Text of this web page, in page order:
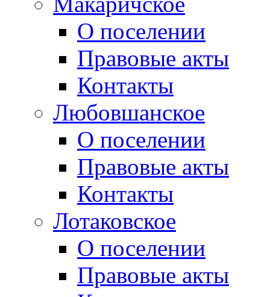
О поселении
Правовые акты
Контакты
Любовшанское
О поселении
Правовые акты
Контакты
Лотаковское
О поселении
Правовые акты